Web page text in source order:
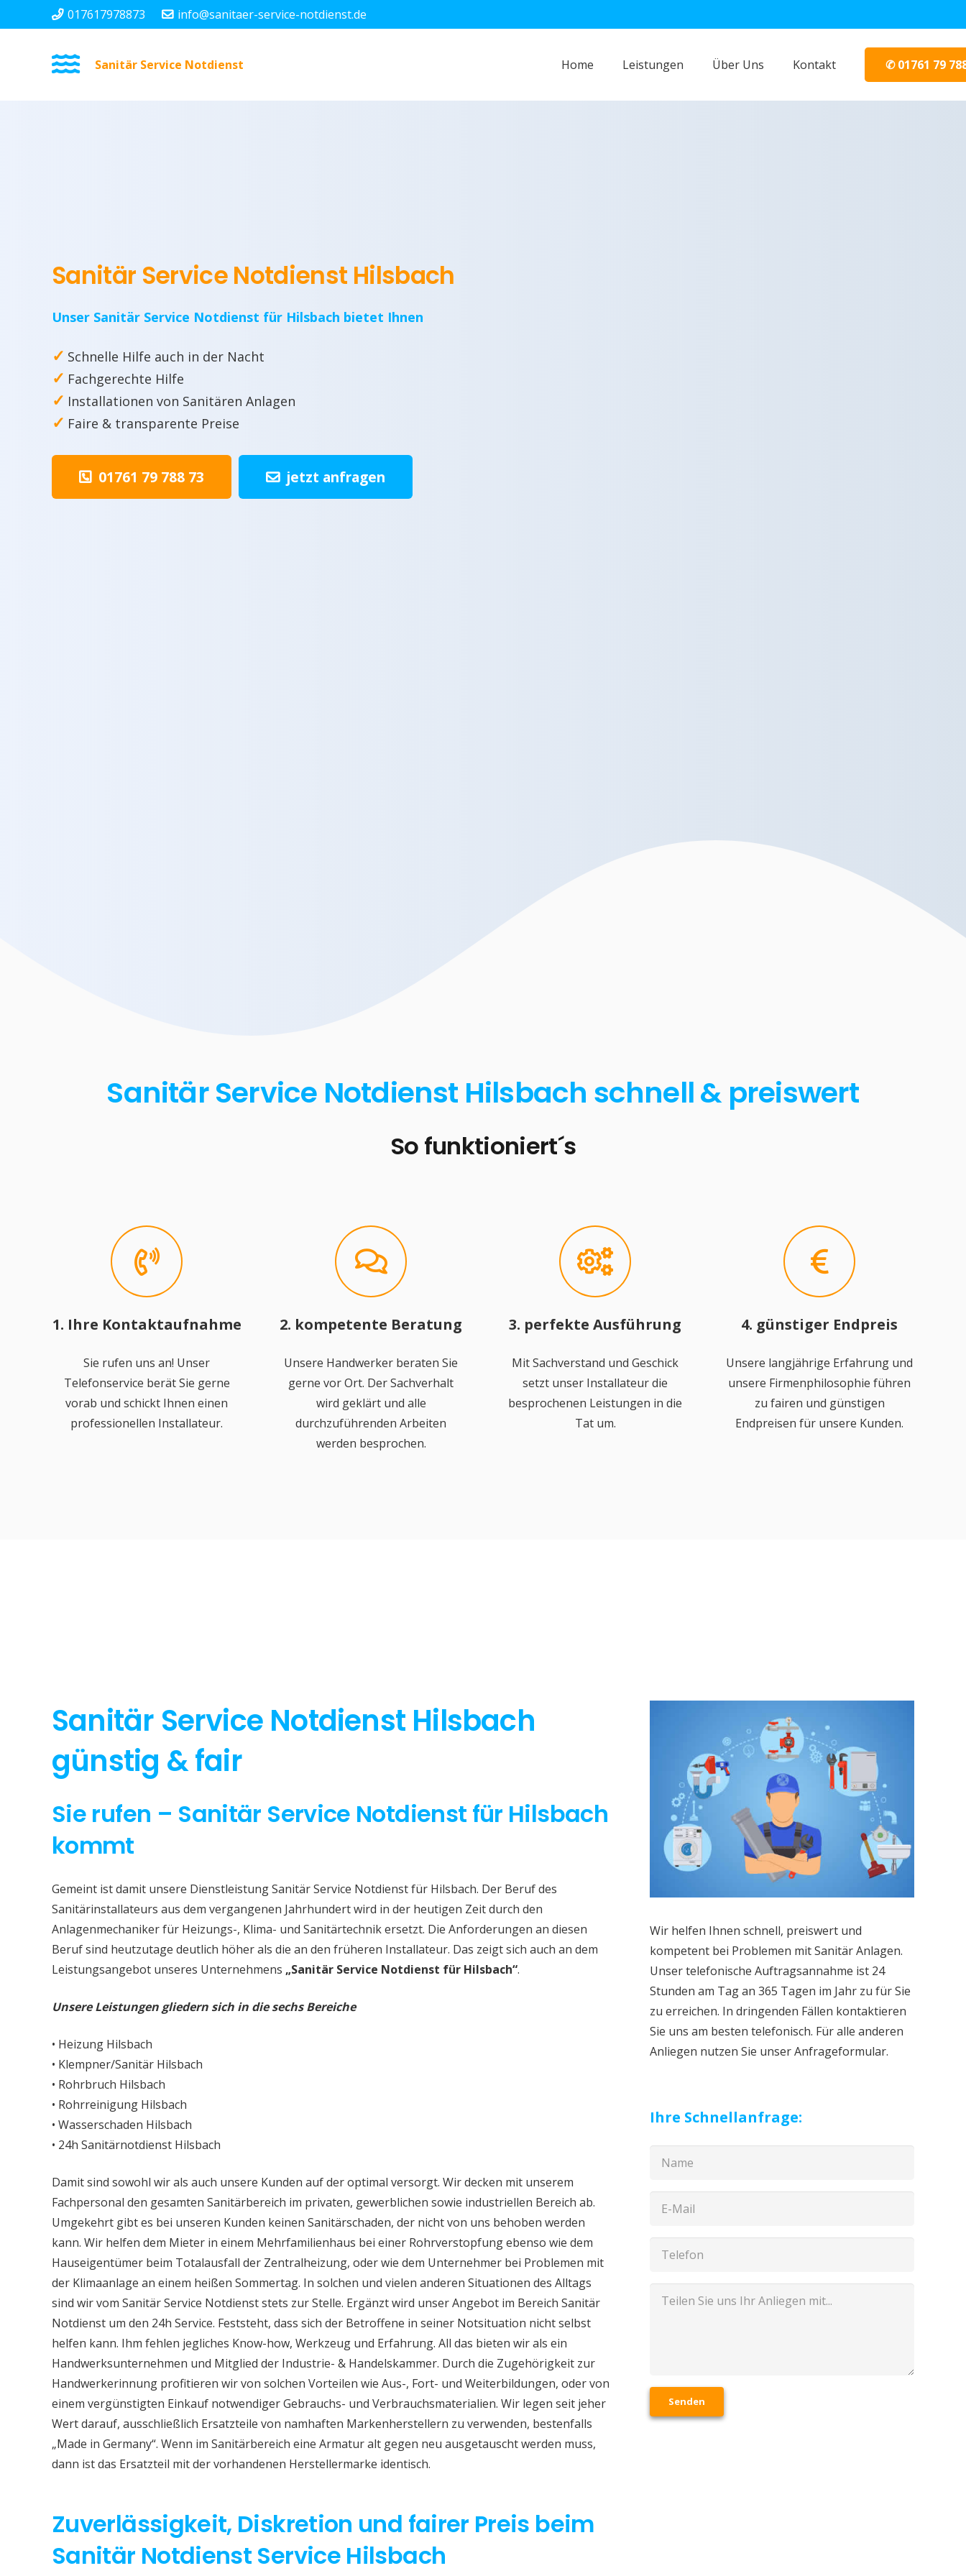
017617978873 info@sanitaer-service-notdienst.de
Sanitär Service Notdienst Home Leistungen Über Uns Kontakt ✆ 01761 79
Sanitär Service Notdienst Hilsbach
Unser Sanitär Service Notdienst für Hilsbach bietet Ihnen
✓ Schnelle Hilfe auch in der Nacht
✓ Fachgerechte Hilfe
✓ Installationen von Sanitären Anlagen
✓ Faire & transparente Preise
01761 79 788 73 jetzt anfragen
Sanitär Service Notdienst Hilsbach schnell & preiswert
So funktioniert´s
1. Ihre Kontaktaufnahme
Sie rufen uns an! Unser
Telefonservice berät Sie gerne
vorab und schickt Ihnen einen
professionellen Installateur.
2. kompetente Beratung
Unsere Handwerker beraten Sie
gerne vor Ort. Der Sachverhalt
wird geklärt und alle
durchzuführenden Arbeiten
werden besprochen.
3. perfekte Ausführung
Mit Sachverstand und Geschick
setzt unser Installateur die
besprochenen Leistungen in die
Tat um.
4. günstiger Endpreis
Unsere langjährige Erfahrung und
unsere Firmenphilosophie führen
zu fairen und günstigen
Endpreisen für unsere Kunden.
Sanitär Service Notdienst Hilsbach
günstig & fair
Sie rufen – Sanitär Service Notdienst für Hilsbach
kommt
Gemeint ist damit unsere Dienstleistung Sanitär Service Notdienst für Hilsbach. Der Beruf des
Sanitärinstallateurs aus dem vergangenen Jahrhundert wird in der heutigen Zeit durch den
Anlagenmechaniker für Heizungs-, Klima- und Sanitärtechnik ersetzt. Die Anforderungen an diesen
Beruf sind heutzutage deutlich höher als die an den früheren Installateur. Das zeigt sich auch an dem
Leistungsangebot unseres Unternehmens „Sanitär Service Notdienst für Hilsbach“.
Unsere Leistungen gliedern sich in die sechs Bereiche
• Heizung Hilsbach
• Klempner/Sanitär Hilsbach
• Rohrbruch Hilsbach
• Rohrreinigung Hilsbach
• Wasserschaden Hilsbach
• 24h Sanitärnotdienst Hilsbach
Damit sind sowohl wir als auch unsere Kunden auf der optimal versorgt. Wir decken mit unserem
Fachpersonal den gesamten Sanitärbereich im privaten, gewerblichen sowie industriellen Bereich ab.
Umgekehrt gibt es bei unseren Kunden keinen Sanitärschaden, der nicht von uns behoben werden
kann. Wir helfen dem Mieter in einem Mehrfamilienhaus bei einer Rohrverstopfung ebenso wie dem
Hauseigentümer beim Totalausfall der Zentralheizung, oder wie dem Unternehmer bei Problemen mit
der Klimaanlage an einem heißen Sommertag. In solchen und vielen anderen Situationen des Alltags
sind wir vom Sanitär Service Notdienst stets zur Stelle. Ergänzt wird unser Angebot im Bereich Sanitär
Notdienst um den 24h Service. Feststeht, dass sich der Betroffene in seiner Notsituation nicht selbst
helfen kann. Ihm fehlen jegliches Know-how, Werkzeug und Erfahrung. All das bieten wir als ein
Handwerksunternehmen und Mitglied der Industrie- & Handelskammer. Durch die Zugehörigkeit zur
Handwerkerinnung profitieren wir von solchen Vorteilen wie Aus-, Fort- und Weiterbildungen, oder von
einem vergünstigten Einkauf notwendiger Gebrauchs- und Verbrauchsmaterialien. Wir legen seit jeher
Wert darauf, ausschließlich Ersatzteile von namhaften Markenherstellern zu verwenden, bestenfalls
„Made in Germany“. Wenn im Sanitärbereich eine Armatur alt gegen neu ausgetauscht werden muss,
dann ist das Ersatzteil mit der vorhandenen Herstellermarke identisch.
Zuverlässigkeit, Diskretion und fairer Preis beim
Sanitär Notdienst Service Hilsbach
Wir helfen Ihnen schnell, preiswert und
kompetent bei Problemen mit Sanitär Anlagen.
Unser telefonische Auftragsannahme ist 24
Stunden am Tag an 365 Tagen im Jahr zu für Sie
zu erreichen. In dringenden Fällen kontaktieren
Sie uns am besten telefonisch. Für alle anderen
Anliegen nutzen Sie unser Anfrageformular.
Ihre Schnellanfrage:
Senden